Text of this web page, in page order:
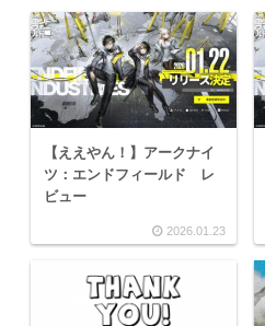
【ええやん！】アークナイ
ツ：エンドフィールド レ
ビュー
2026.01.23